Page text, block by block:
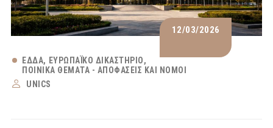
12/03/2026
ΕΔΔΑ
ΕΥΡΩΠΑΪΚΌ ΔΙΚΑΣΤΉΡΙΟ
ΠΟΙΝΙΚΆ ΘΈΜΑΤΑ - ΑΠΟΦΆΣΕΙΣ ΚΑΙ ΝΌΜΟΙ
UNICS